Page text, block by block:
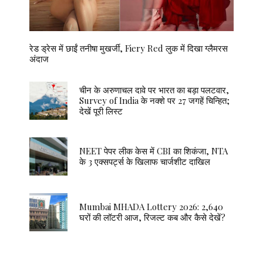
रेड ड्रेस में छाईं तनीषा मुखर्जी, Fiery Red लुक में दिखा ग्लैमरस
अंदाज
चीन के अरुणाचल दावे पर भारत का बड़ा पलटवार,
Survey of India के नक्शे पर 27 जगहें चिन्हित;
देखें पूरी लिस्ट
NEET पेपर लीक केस में CBI का शिकंजा, NTA
के 3 एक्सपर्ट्स के खिलाफ चार्जशीट दाखिल
Mumbai MHADA Lottery 2026: 2,640
घरों की लॉटरी आज, रिजल्ट कब और कैसे देखें?